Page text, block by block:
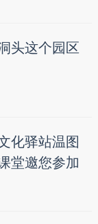
头这个园区
化驿站温图
堂邀您参加